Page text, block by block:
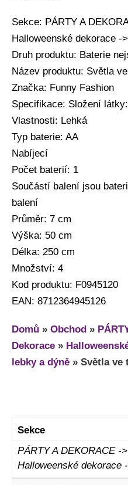
Sekce: PÁRTY A
Halloweenské dekorace -
Druh produktu: Baterie
Název produktu: Světla
Značka: Funny Fashion
Specifikace: Složení
Vlastnosti: Lehká
Typ baterie: AA
Nabíjecí
Počet baterií: 1
Součástí balení jsou
balení
Průměr: 7 cm
Výška: 50 cm
Délka: 250 cm
Množství: 4
Kod produktu: F0945120
EAN: 8712364945126
Domů » Obchod »
Dekorace »
lebky a dýně » Světla ve
Sekce
PÁRTY A DEKORACE -
Halloweenské dekorace